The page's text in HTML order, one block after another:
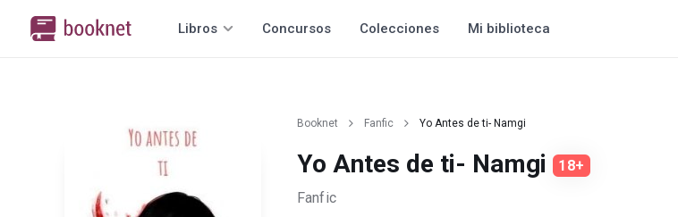
Libros Concursos Colecciones Mi biblioteca
Booknet Fanfic Yo Antes de ti- Namgi
Yo Antes de ti- Namgi
18+
Fanfic